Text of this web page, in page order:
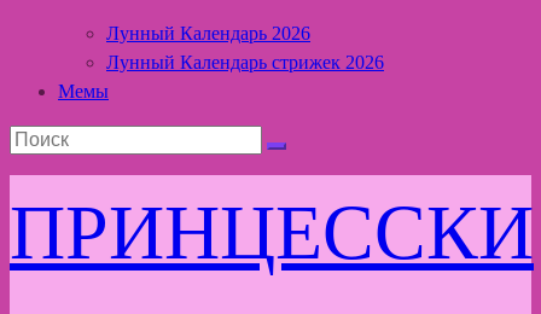
Лунный Календарь 2026
Лунный Календарь стрижек 2026
Мемы
ПРИНЦЕССКИ